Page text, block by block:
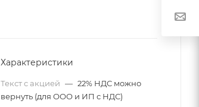
Характеристики
Текст с акцией — 22% НДС можно
вернуть (для ООО и ИП с НДС)